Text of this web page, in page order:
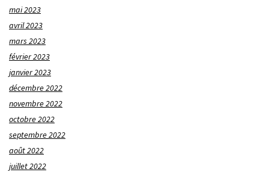
mai 2023
avril 2023
mars 2023
février 2023
janvier 2023
décembre 2022
novembre 2022
octobre 2022
septembre 2022
août 2022
juillet 2022